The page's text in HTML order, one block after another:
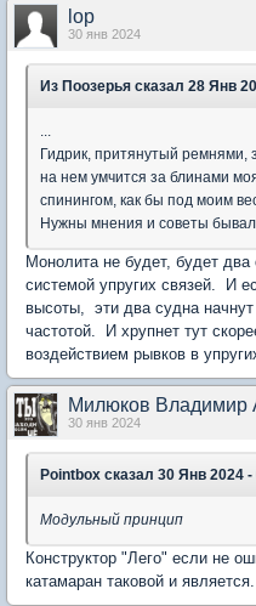
lop
30 янв 2024
Из Поозерья сказал 28 Янв
...
Гидрик, притянутый ремнями,
на нем умчится за блинами
спинингом, как бы под моим
Нужны мнения и советы
Монолита не будет, будет
системой упругих связей. И
высоты, эти два судна
частотой. И хрупнет тут
воздействием рывков в
Милюков Владимир
30 янв 2024
Pointbox сказал 30 Янв 2024 -
Модульный принцип
Конструктор "Лего" если не
катамаран таковой и